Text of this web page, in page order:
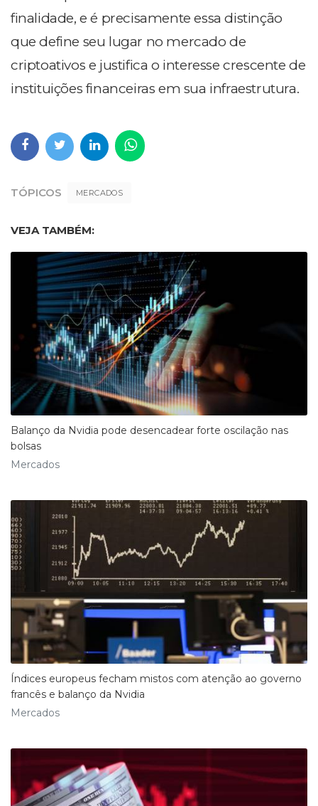
finalidade, e é precisamente essa distinção
que define seu lugar no mercado de
criptoativos e justifica o interesse crescente de
instituições financeiras em sua infraestrutura.
TÓPICOS MERCADOS
VEJA TAMBÉM:
Balanço da Nvidia pode desencadear forte oscilação nas
bolsas
Mercados
Índices europeus fecham mistos com atenção ao governo
francês e balanço da Nvidia
Mercados